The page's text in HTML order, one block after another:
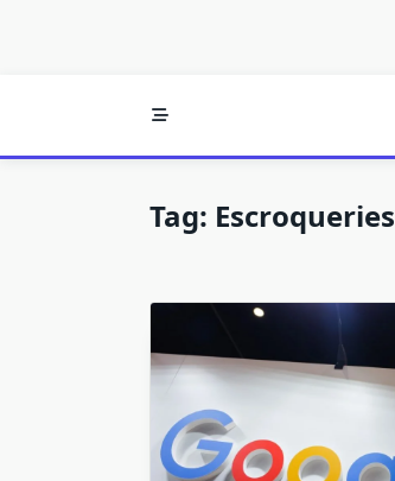
Tag: Escroqueries